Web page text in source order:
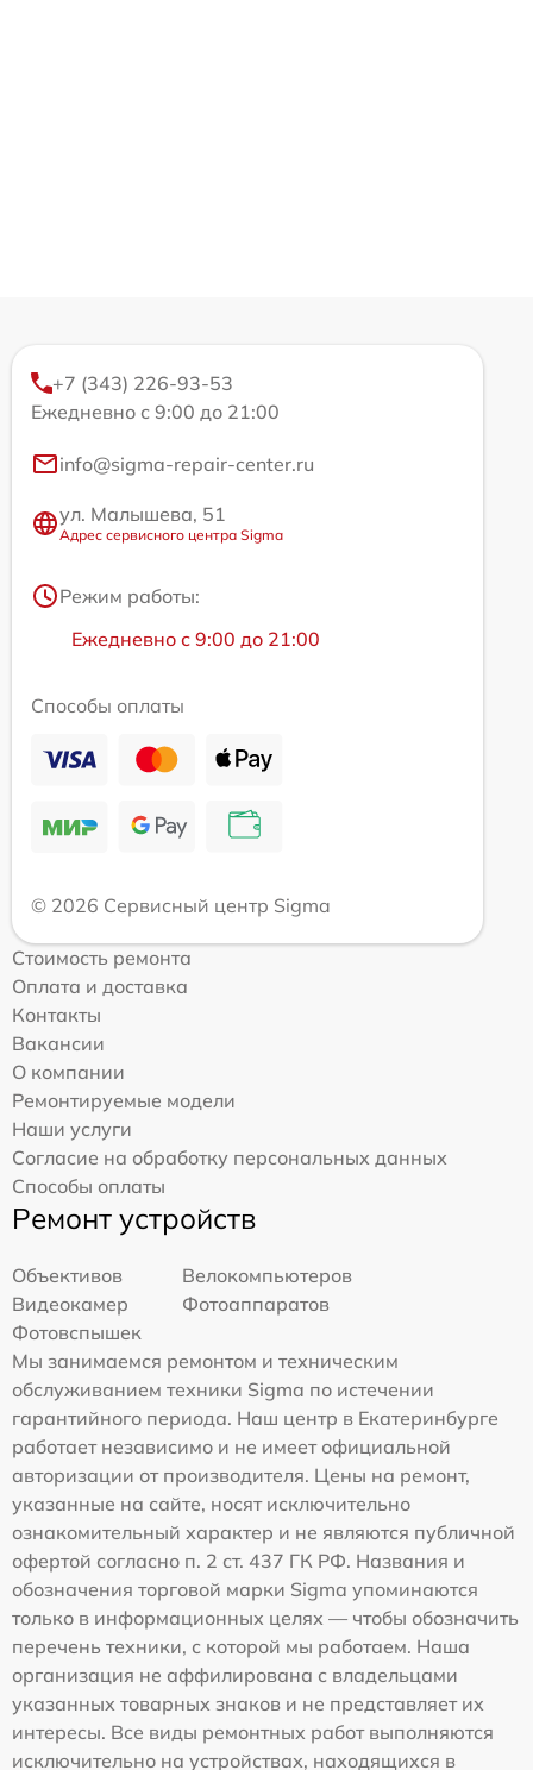
+7 (343) 226-93-53
Ежедневно с 9:00 до 21:00
info@sigma-repair-center.ru
ул. Малышева, 51
Адрес сервисного центра Sigma
Режим работы:
Ежедневно с 9:00 до 21:00
Способы оплаты
© 2026 Сервисный центр Sigma
Стоимость ремонта
Оплата и доставка
Контакты
Вакансии
О компании
Ремонтируемые модели
Наши услуги
Согласие на обработку персональных данных
Способы оплаты
Ремонт устройств
Объективов
Велокомпьютеров
Видеокамер
Фотоаппаратов
Фотовспышек
Мы занимаемся ремонтом и техническим
обслуживанием техники Sigma по истечении
гарантийного периода. Наш центр в Екатеринбурге
работает независимо и не имеет официальной
авторизации от производителя. Цены на ремонт,
указанные на сайте, носят исключительно
ознакомительный характер и не являются публичной
офертой согласно п. 2 ст. 437 ГК РФ. Названия и
обозначения торговой марки Sigma упоминаются
только в информационных целях — чтобы обозначить
перечень техники, с которой мы работаем. Наша
организация не аффилирована с владельцами
указанных товарных знаков и не представляет их
интересы. Все виды ремонтных работ выполняются
исключительно на устройствах, находящихся в